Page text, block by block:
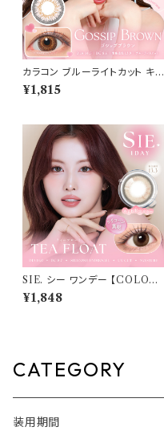
カラコン ブルーライトカット キャ
ンディーマジック ワンデー 【CO
LOR：ゴシップブラウン】1箱10
ーカラコン コンタクトレンズ
¥1,815
SIE. シー ワンデー 【COLOR：
ティーフロート 】 1箱10枚入 シ
リコーン 回らない水光レンズ M
ベージュ グレー 1日使い捨て
¥1,848
CATEGORY
装用期間